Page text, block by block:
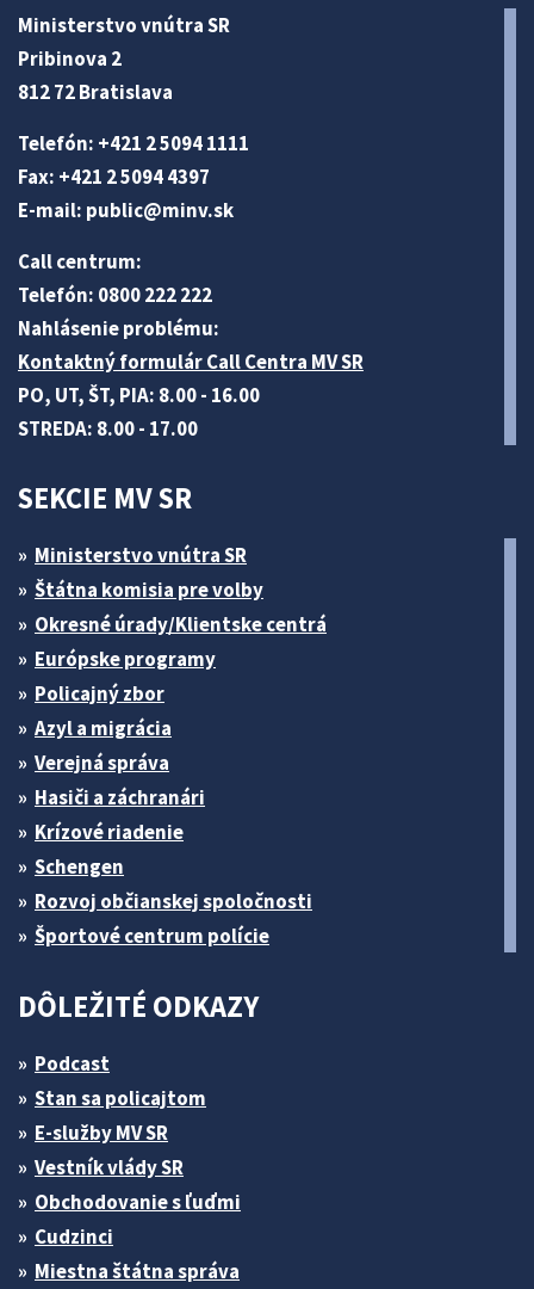
Ministerstvo vnútra SR
Pribinova 2
812 72 Bratislava
Telefón: +421 2 5094 1111
Fax: +421 2 5094 4397
E-mail: public@minv.sk
Call centrum:
Telefón: 0800 222 222
Nahlásenie problému:
Kontaktný formulár Call Centra MV SR
PO, UT, ŠT, PIA: 8.00 - 16.00
STREDA: 8.00 - 17.00
SEKCIE MV SR
Ministerstvo vnútra SR
Štátna komisia pre volby
Okresné úrady/Klientske centrá
Európske programy
Policajný zbor
Azyl a migrácia
Verejná správa
Hasiči a záchranári
Krízové riadenie
Schengen
Rozvoj občianskej spoločnosti
Športové centrum polície
DÔLEŽITÉ ODKAZY
Podcast
Stan sa policajtom
E-služby MV SR
Vestník vlády SR
Obchodovanie s ľuďmi
Cudzinci
Miestna štátna správa